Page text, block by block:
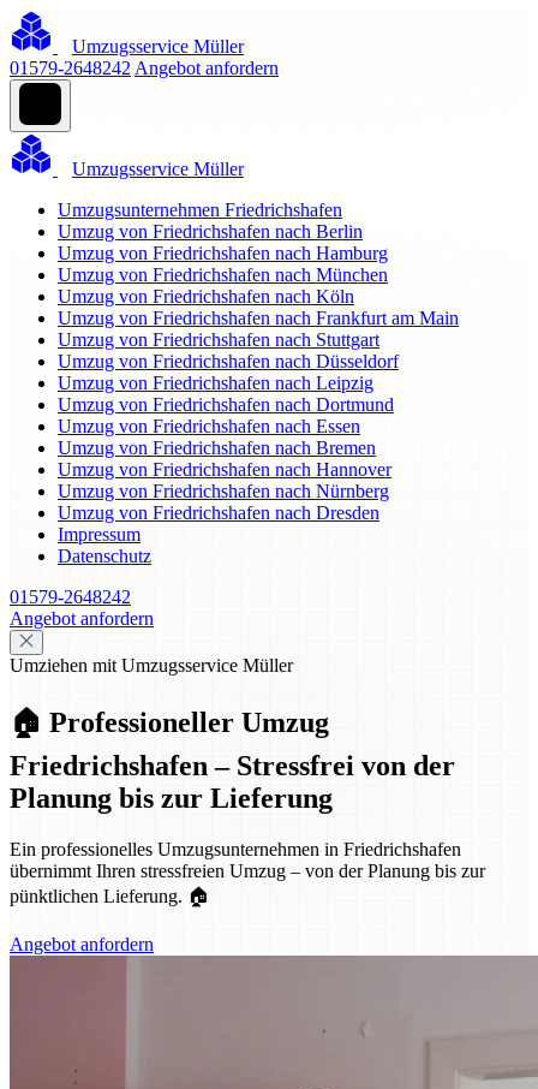
Umzugsservice Müller
01579-2648242 Angebot anfordern
Umzugsservice Müller
Umzugsunternehmen Friedrichshafen
Umzug von Friedrichshafen nach Berlin
Umzug von Friedrichshafen nach Hamburg
Umzug von Friedrichshafen nach München
Umzug von Friedrichshafen nach Köln
Umzug von Friedrichshafen nach Frankfurt am Main
Umzug von Friedrichshafen nach Stuttgart
Umzug von Friedrichshafen nach Düsseldorf
Umzug von Friedrichshafen nach Leipzig
Umzug von Friedrichshafen nach Dortmund
Umzug von Friedrichshafen nach Essen
Umzug von Friedrichshafen nach Bremen
Umzug von Friedrichshafen nach Hannover
Umzug von Friedrichshafen nach Nürnberg
Umzug von Friedrichshafen nach Dresden
Impressum
Datenschutz
01579-2648242
Angebot anfordern
Umziehen mit Umzugsservice Müller
🏠 Professioneller Umzug
Friedrichshafen – Stressfrei von der
Planung bis zur Lieferung
Ein professionelles Umzugsunternehmen in Friedrichshafen
übernimmt Ihren stressfreien Umzug – von der Planung bis zur
pünktlichen Lieferung. 🏠
Angebot anfordern